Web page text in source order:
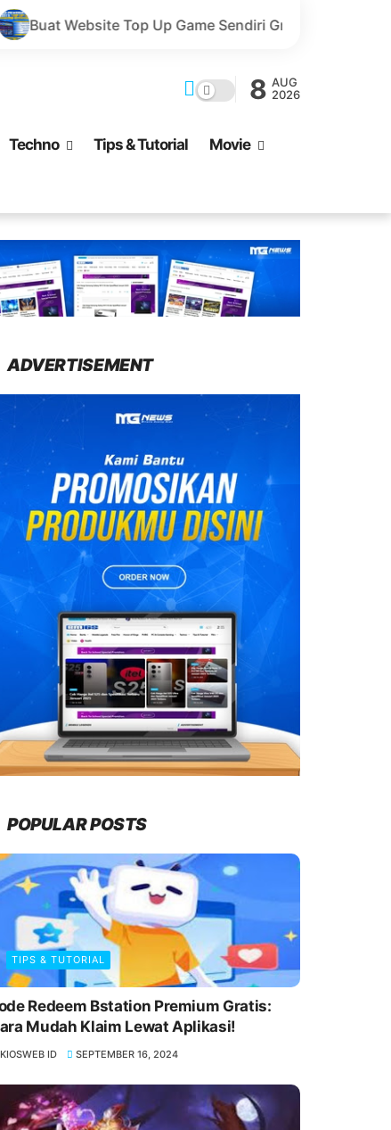
Up Game Sendiri Gratis Domain dan Harga Lebih
8 AUG
2026
Techno Tips & Tutorial Movie
ADVERTISEMENT
POPULAR POSTS
TIPS & TUTORIAL
Redeem Bstation Premium Gratis:
Mudah Klaim Lewat Aplikasi!
KIOSWEB ID SEPTEMBER 16, 2024